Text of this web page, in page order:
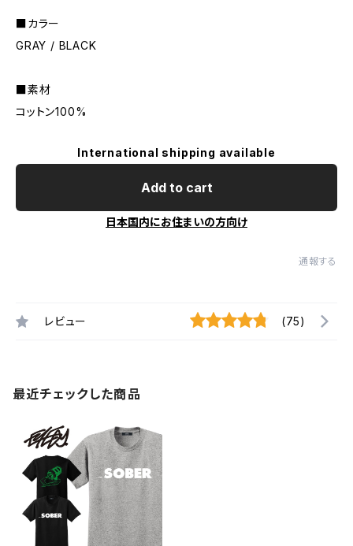
■カラー
GRAY / BLACK
■素材
コットン100%
International shipping available
Add to cart
日本国内にお住まいの方向け
通報する
レビュー (75)
最近チェックした商品